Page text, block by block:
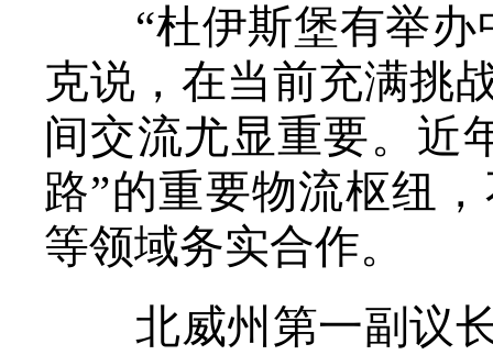
“杜伊斯堡有举办
克说，在当前充满挑
间交流尤显重要。近
路”的重要物流枢纽
等领域务实合作。
北威州第一副议长